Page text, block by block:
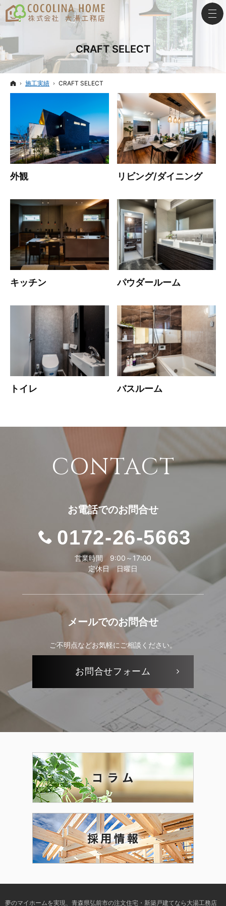
CRAFT SELECT
ホーム
施工実績 CRAFT SELECT
外観 リビング/ダイニング
キッチン パウダールーム
トイレ バスルーム
CONTACT
お電話でのお問合せ
0172-26-5663
営業時間 9:00～17:00
定休日 日曜日
メールでのお問合せ
ご不明点などお気軽にご相談ください。
お問合せフォーム
夢のマイホームを実現、 青森県弘前市の注文住宅・新築戸建てなら大湯工務店